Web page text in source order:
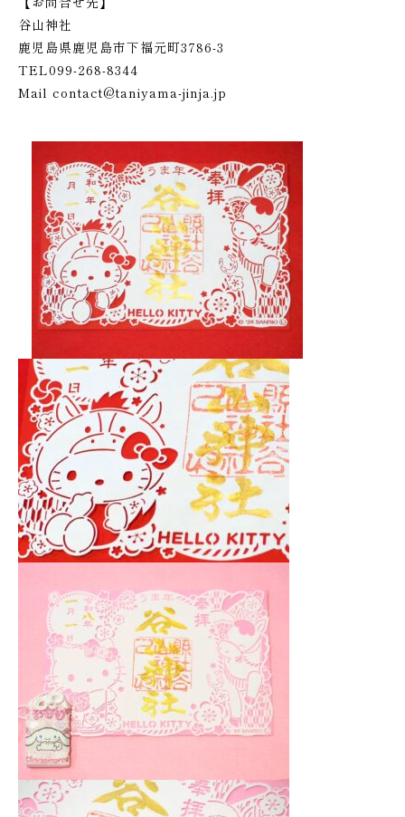
谷山神社
鹿児島県鹿児島市下福元町3786-3
TEL099-268-8344
Mail contact@taniyama-jinja.jp